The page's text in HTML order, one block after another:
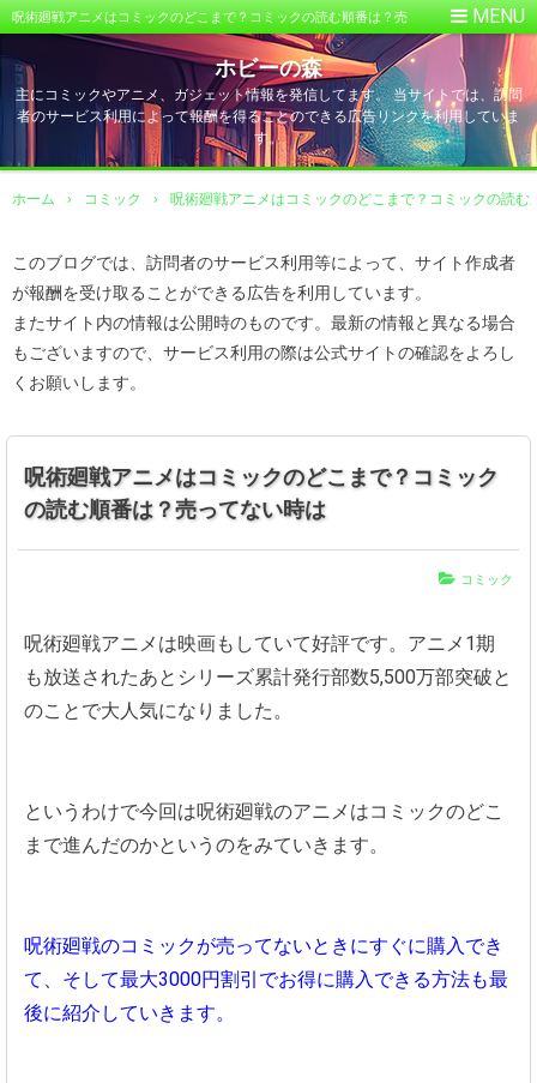
呪術廻戦アニメはコミックのどこまで？コミックの読む順番は？売
ホビーの森
主にコミックやアニメ、ガジェット情報を発信してます。 当サイトでは、訪問
者のサービス利用によって報酬を得ることのできる広告リンクを利用していま
す。
ホーム › コミック › 呪術廻戦アニメはコミックのどこまで？コミックの読む
このブログでは、訪問者のサービス利用等によって、サイト作成者
が報酬を受け取ることができる広告を利用しています。
またサイト内の情報は公開時のものです。最新の情報と異なる場合
もございますので、サービス利用の際は公式サイトの確認をよろし
くお願いします。
呪術廻戦アニメはコミックのどこまで？コミック
の読む順番は？売ってない時は
コミック
呪術廻戦アニメは映画もしていて好評です。アニメ1期
も放送されたあとシリーズ累計発行部数5,500万部突破と
のことで大人気になりました。
というわけで今回は呪術廻戦のアニメはコミックのどこ
まで進んだのかというのをみていきます。
呪術廻戦のコミックが売ってないときにすぐに購入でき
て、そして最大3000円割引でお得に購入できる方法も最
後に紹介していきます。